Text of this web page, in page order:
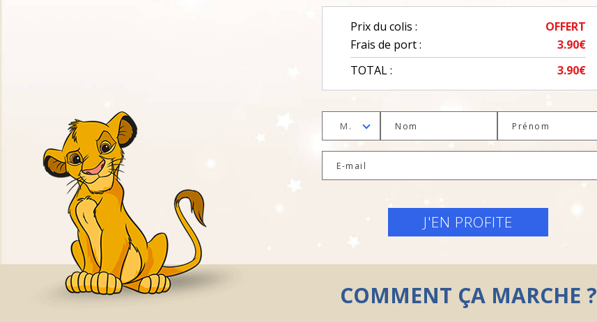
Prix du colis :
OFFERT
Frais de port :
3.90€
TOTAL :
3.90€
M.
J'EN PROFITE
COMMENT ÇA MARCHE ?